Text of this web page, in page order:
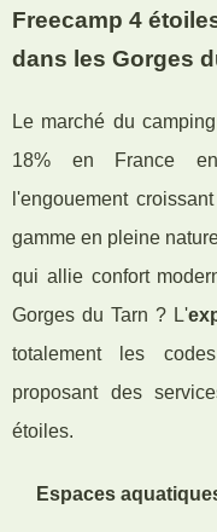
Freecamp 4
dans les Gorges
Le marché du
18% en France
l'engouement
gamme en pleine
qui allie confort
Gorges du Tarn ? L'
totalement les
proposant des
étoiles.
Espaces